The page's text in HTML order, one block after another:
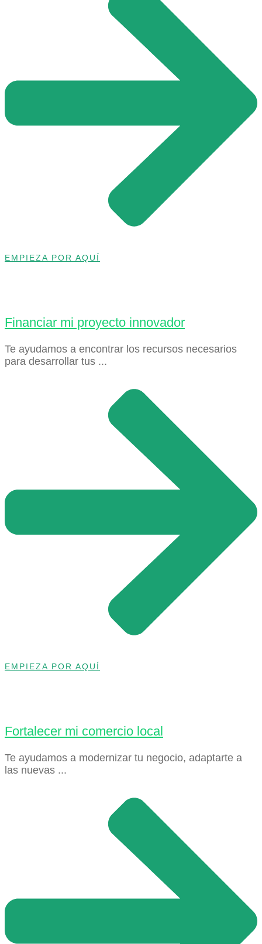
EMPIEZA POR AQUÍ
Financiar mi proyecto innovador
Te ayudamos a encontrar los recursos necesarios
para desarrollar tus ...
EMPIEZA POR AQUÍ
Fortalecer mi comercio local
Te ayudamos a modernizar tu negocio, adaptarte a
las nuevas ...